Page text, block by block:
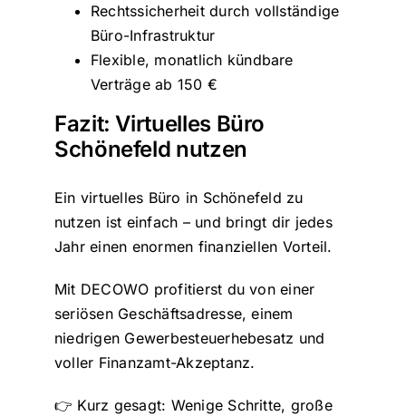
Rechtssicherheit durch vollständige
Büro-Infrastruktur
Flexible, monatlich kündbare
Verträge ab 150 €
Fazit: Virtuelles Büro
Schönefeld nutzen
Ein virtuelles Büro in Schönefeld zu
nutzen ist einfach – und bringt dir jedes
Jahr einen enormen finanziellen Vorteil.
Mit DECOWO profitierst du von einer
seriösen Geschäftsadresse, einem
niedrigen Gewerbesteuerhebesatz und
voller Finanzamt-Akzeptanz.
👉 Kurz gesagt: Wenige Schritte, große